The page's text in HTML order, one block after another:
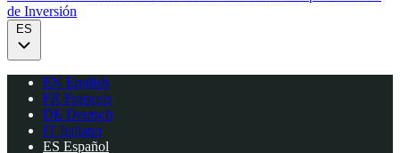
de Inversión
ES
EN English
FR Français
DE Deutsch
IT Italiano
ES Español